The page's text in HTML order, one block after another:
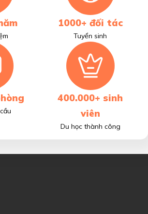
1000+ đối tác
Tuyển sinh
400.000+ sinh
viên
Du học thành công